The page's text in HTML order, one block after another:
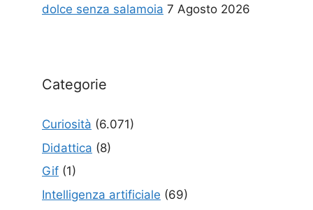
dolce senza salamoia 7 Agosto 2026
Categorie
Curiosità (6.071)
Didattica (8)
Gif (1)
Intelligenza artificiale (69)